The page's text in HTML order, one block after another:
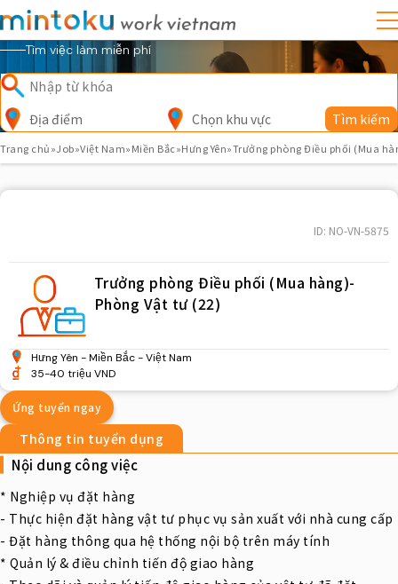
Tìm việc làm miễn phí
Địa điểm Chọn khu vực Tìm kiếm
Trang chủ»Job»Việt Nam»Miền Bắc»Hưng Yên»Trưởng phòng Điều phối (Mua
ID: NO-VN-5875
Trưởng phòng Điều phối (Mua hàng)-
Phòng Vật tư (22)
Hưng Yên Miền Bắc
Việt Nam
35-40 triệu VND
Ứng tuyển ngay
Thông tin tuyển dụng
Nội dung công việc
* Nghiệp vụ đặt hàng
- Thực hiện đặt hàng vật tư phục vụ sản xuất với nhà cung cấp
- Đặt hàng thông qua hệ thống nội bộ trên máy tính
* Quản lý & điều chỉnh tiến độ giao hàng